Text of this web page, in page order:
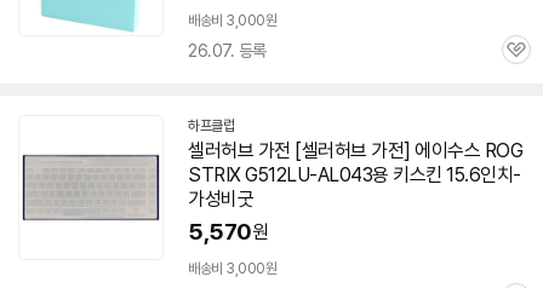
배송비 3,000원
26.07. 등록
관
하프클럽
셀러허브 가전 [셀러허브 가전] 에이수스 ROG
STRIX G512LU-AL043용 키스킨 15.6인치-
가성비굿
5,570원
배송비 3,000원